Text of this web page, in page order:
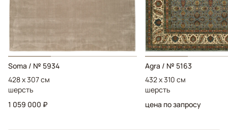
Soma / № 5934
428 x 307 см
шерсть
1 059 000 ₽
Agra / № 5163
432 x 310 см
шерсть
цена по запросу